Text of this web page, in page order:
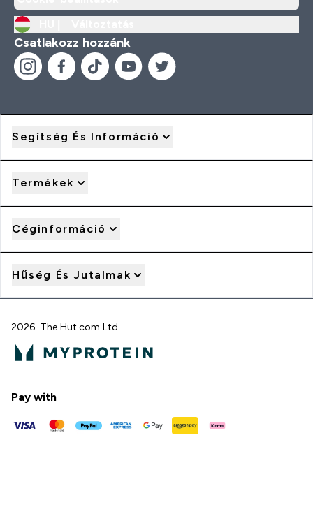
Csatlakozz hozzánk
Segítség És Információ
Termékek
Céginformáció
Hűség És Jutalmak
2026 The Hut.com Ltd
Pay with